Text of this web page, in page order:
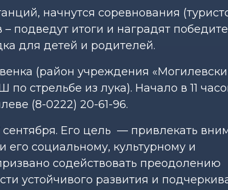
начнутся соревнования
подведут итоги и наградят
для детей и родителей.
(район учреждения
стрельбе из лука). Начало в 11
(8-0222) 20-61-96.
Его цель — привлекать
социальному, культурному и
содействовать преодолению
устойчивого развития и